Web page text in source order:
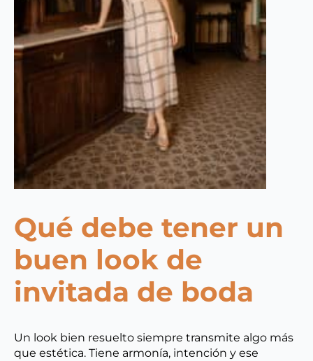
Qué debe tener un
buen look de
invitada de boda
Un look bien resuelto siempre transmite algo más
que estética. Tiene armonía, intención y ese